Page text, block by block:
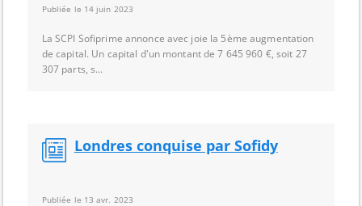
Publiée le 14 juin 2023
La SCPI Sofiprime annonce avec joie la 5ème augmentation
de capital. Un capital d'un montant de 7 645 960 €, soit 27
307 parts, s...
Londres conquise par Sofidy
Publiée le 13 avr. 2023